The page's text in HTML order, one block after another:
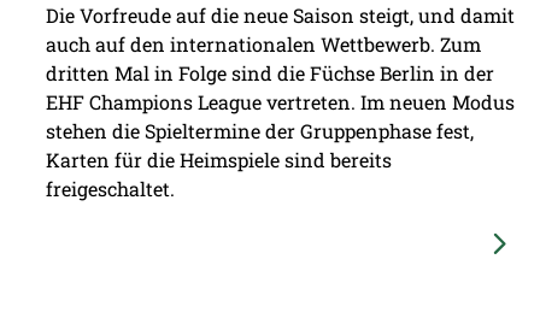
Die Vorfreude auf die neue Saison steigt, und damit
auch auf den internationalen Wettbewerb. Zum
dritten Mal in Folge sind die Füchse Berlin in der
EHF Champions League vertreten. Im neuen Modus
stehen die Spieltermine der Gruppenphase fest,
Karten für die Heimspiele sind bereits
freigeschaltet.